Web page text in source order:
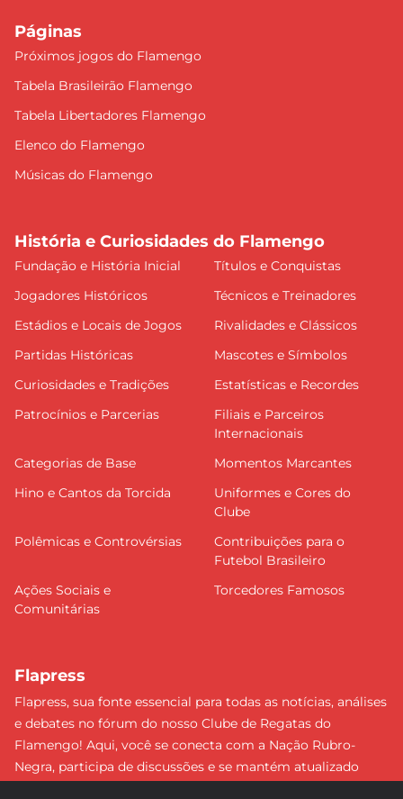
Páginas
Próximos jogos do Flamengo
Tabela Brasileirão Flamengo
Tabela Libertadores Flamengo
Elenco do Flamengo
Músicas do Flamengo
História e Curiosidades do Flamengo
Fundação e História Inicial
Títulos e Conquistas
Jogadores Históricos
Técnicos e Treinadores
Estádios e Locais de Jogos
Rivalidades e Clássicos
Partidas Históricas
Mascotes e Símbolos
Curiosidades e Tradições
Estatísticas e Recordes
Patrocínios e Parcerias
Filiais e Parceiros
Internacionais
Categorias de Base
Momentos Marcantes
Hino e Cantos da Torcida
Uniformes e Cores do
Clube
Polêmicas e Controvérsias
Contribuições para o
Futebol Brasileiro
Ações Sociais e
Comunitárias
Torcedores Famosos
Flapress
Flapress, sua fonte essencial para todas as notícias, análises
e debates no fórum do nosso Clube de Regatas do
Flamengo! Aqui, você se conecta com a Nação Rubro-
Negra, participa de discussões e se mantém atualizado